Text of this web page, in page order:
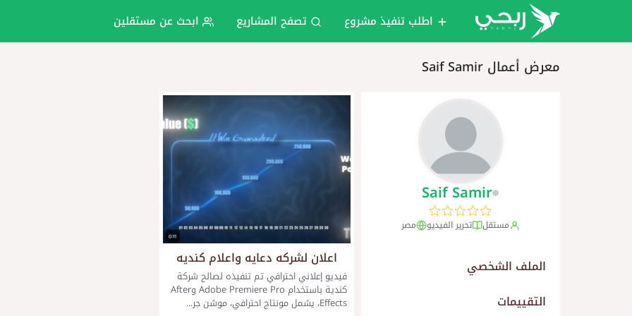
اطلب تنفيذ مشروع تصفح المشاريع ابحث عن مستقلين
معرض أعمال Saif Samir
Saif Samir
مستقل تحرير الفيديو مصر
الملف الشخصي
التقييمات
اعلان لشركه دعايه واعلام كنديه
فيديو إعلاني احترافي تم تنفيذه لصالح شركة
كندية باستخدام Adobe Premiere Pro وAfter
Effects، يشمل مونتاج احترافي، موشن جر...